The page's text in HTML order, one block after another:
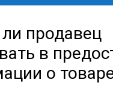
продавец
в
о